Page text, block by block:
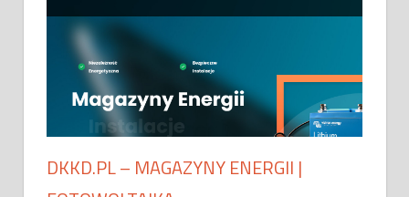
DKKD.PL – MAGAZYNY ENERGII |